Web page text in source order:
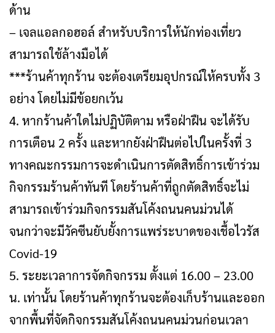
ด้าน
– เจลแอลกอฮอล์ สำหรับบริการให้นักท่องเที่ยว
สามารถใช้ล้างมือได้
***ร้านค้าทุกร้าน จะต้องเตรียมอุปกรณ์ให้ครบทั้ง 3
อย่าง โดยไม่มีข้อยกเว้น
4. หากร้านค้าใดไม่ปฏิบัติตาม หรือฝ่าฝืน จะได้รับ
การเตือน 2 ครั้ง และหากยังฝ่าฝืนต่อไปในครั้งที่ 3
ทางคณะกรรมการจะดำเนินการตัดสิทธิ์การเข้าร่วม
กิจกรรมร้านค้าทันที โดยร้านค้าที่ถูกตัดสิทธิ์จะไม่
สามารถเข้าร่วมกิจกรรมสันโค้งถนนคนม่วนได้
จนกว่าจะมีวัคซีนยับยั้งการแพร่ระบาดของเชื้อไวรัส
Covid-19
5. ระยะเวลาการจัดกิจกรรม ตั้งแต่ 16.00 – 23.00
น. เท่านั้น โดยร้านค้าทุกร้านจะต้องเก็บร้านและออก
จากพื้นที่จัดกิจกรรมสันโค้งถนนคนม่วนก่อนเวลา